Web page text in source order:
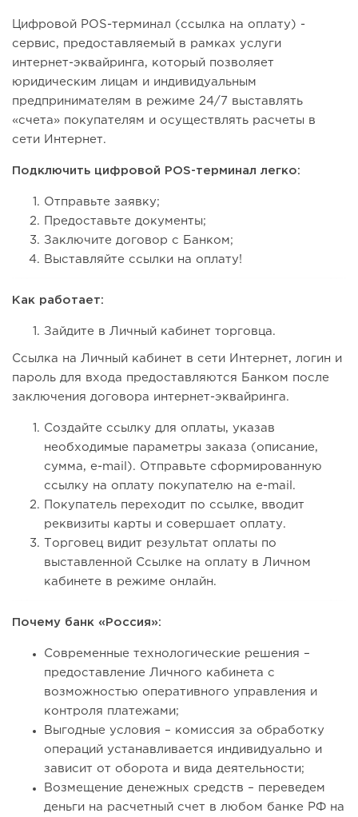
Цифровой POS-терминал (ссылка на оплату) -
сервис, предоставляемый в рамках услуги
интернет-эквайринга, который позволяет
юридическим лицам и индивидуальным
предпринимателям в режиме 24/7 выставлять
«счета» покупателям и осуществлять расчеты в
сети Интернет.
Подключить цифровой POS-терминал легко:
Отправьте заявку;
Предоставьте документы;
Заключите договор с Банком;
Выставляйте ссылки на оплату!
Как работает:
Зайдите в Личный кабинет торговца.
Ссылка на Личный кабинет в сети Интернет, логин и
пароль для входа предоставляются Банком после
заключения договора интернет-эквайринга.
Создайте ссылку для оплаты, указав
необходимые параметры заказа (описание,
сумма, e-mail). Отправьте сформированную
ссылку на оплату покупателю на e-mail.
Покупатель переходит по ссылке, вводит
реквизиты карты и совершает оплату.
Торговец видит результат оплаты по
выставленной Ссылке на оплату в Личном
кабинете в режиме онлайн.
Почему банк «Россия»:
Современные технологические решения –
предоставление Личного кабинета с
возможностью оперативного управления и
контроля платежами;
Выгодные условия – комиссия за обработку
операций устанавливается индивидуально и
зависит от оборота и вида деятельности;
Возмещение денежных средств – переведем
деньги на расчетный счет в любом банке РФ на